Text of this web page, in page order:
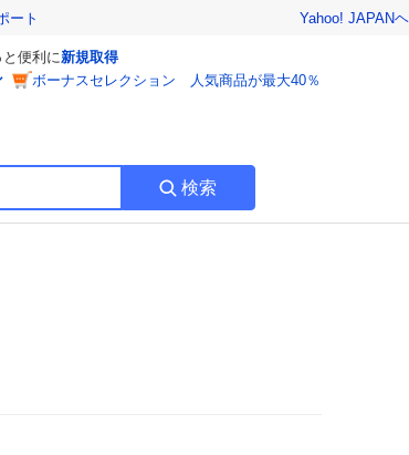
ート Yahoo! JAPAN
と便利に新規取得
ボーナスセレクション 人気商品が最大40％
検索